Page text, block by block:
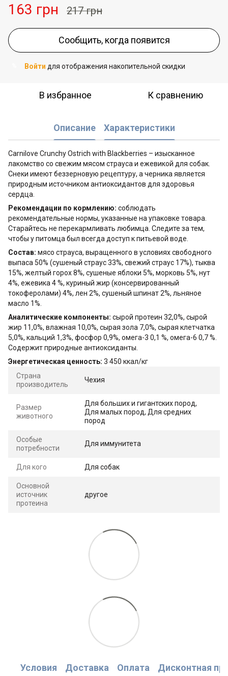
163 грн 217 грн
Сообщить, когда появится
Войти для отображения накопительной скидки
В избранное К сравнению
Описание Характеристики
Carnilove Crunchy Ostrich with Blackberries – изысканное
лакомство со свежим мясом страуса и ежевикой для собак.
Снеки имеют беззерновую рецептуру, а черника является
природным источником антиоксидантов для здоровья
сердца.
Рекомендации по кормлению: соблюдать
рекомендательные нормы, указанные на упаковке товара.
Старайтесь не перекармливать любимца. Следите за тем,
чтобы у питомца был всегда доступ к питьевой воде.
Состав: мясо страуса, выращенного в условиях свободного
выпаса 50% (сушеный страус 33%, свежий страус 17%), тыква
15%, желтый горох 8%, сушеные яблоки 5%, морковь 5%, нут
4%, ежевика 4 %, куриный жир (консервированный
токоферолами) 4%, лен 2%, сушеный шпинат 2%, льняное
масло 1%.
Аналитические компоненты: сырой протеин 32,0%, сырой
жир 11,0%, влажная 10,0%, сырая зола 7,0%, сырая клетчатка
5,0%, кальций 1,3%, фосфор 0,9%, омега-3 0,1 %, омега-6 0,7 %.
Содержит природные антиоксиданты.
Энергетическая ценность: 3 450 ккал/кг
Страна
производитель
Чехия
Размер
животного
Для больших и гигантских пород,
Для малых пород, Для средних
пород
Особые
потребности
Для иммунитета
Для кого Для собак
Основной
источник
протеина
другое
Условия Доставка Оплата Дисконтная